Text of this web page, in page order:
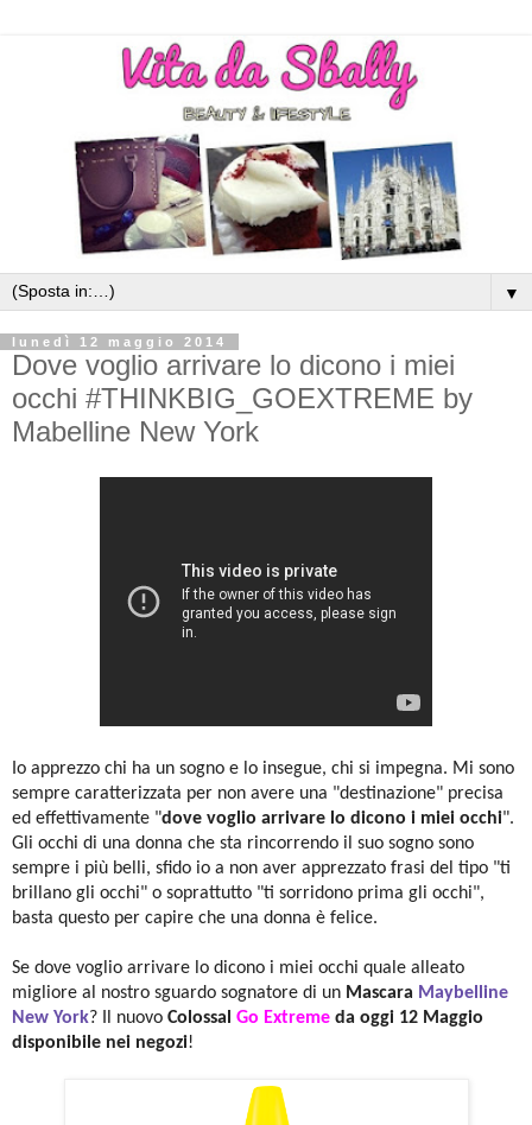
▼
lunedì 12 maggio 2014
Dove voglio arrivare lo dicono i miei
occhi #THINKBIG_GOEXTREME by
Mabelline New York
Io apprezzo chi ha un sogno e lo insegue, chi si impegna. Mi sono
sempre caratterizzata per non avere una "destinazione" precisa
ed effettivamente "dove voglio arrivare lo dicono i miei occhi".
Gli occhi di una donna che sta rincorrendo il suo sogno sono
sempre i più belli, sfido io a non aver apprezzato frasi del tipo "ti
brillano gli occhi" o soprattutto "ti sorridono prima gli occhi",
basta questo per capire che una donna è felice.
Se dove voglio arrivare lo dicono i miei occhi quale alleato
migliore al nostro sguardo sognatore di un Mascara Maybelline
New York? Il nuovo Colossal Go Extreme da oggi 12 Maggio
disponibile nei negozi!